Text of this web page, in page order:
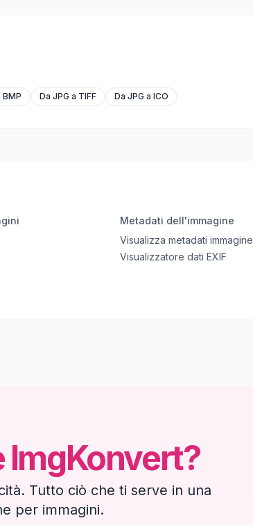
BMP Da JPG a TIFF Da JPG a ICO
Metadati dell'immagine
Visualizza metadati immagine
Visualizzatore dati EXIF
ImgKonvert?
Tutto ciò che ti serve in una
per immagini.